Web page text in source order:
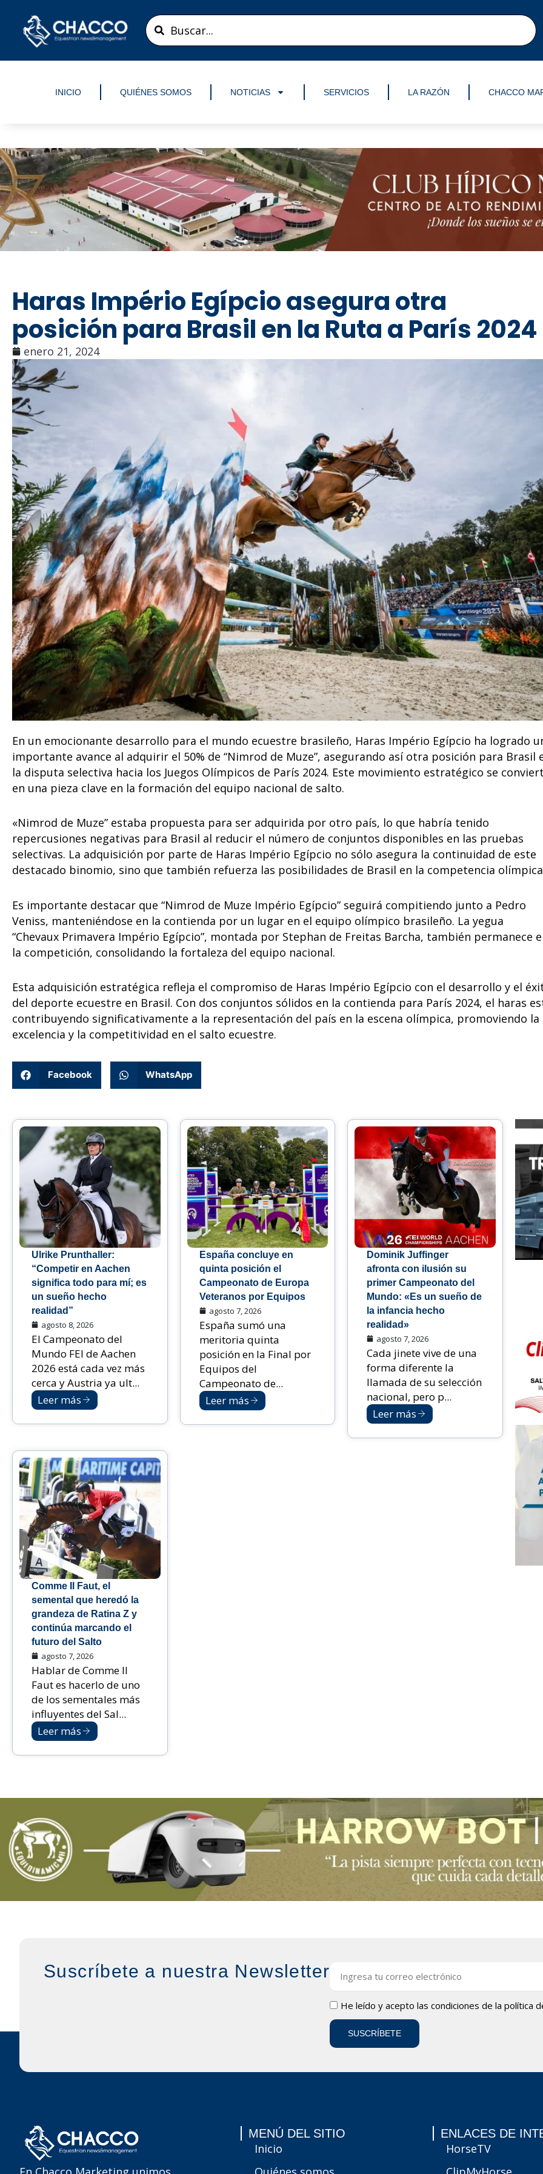
contenido
Search
...
INICIO QUIÉNES SOMOS NOTICIAS SERVICIOS LA RAZÓN CHACCO
Haras Império Egípcio asegura otra
posición para Brasil en la Ruta a París 2024
enero 21, 2024
En un emocionante desarrollo para el mundo ecuestre brasileño, Haras Império Egípcio ha logrado
importante avance al adquirir el 50% de “Nimrod de Muze”, asegurando así otra posición para Brasil
la disputa selectiva hacia los Juegos Olímpicos de París 2024. Este movimiento estratégico se
en una pieza clave en la formación del equipo nacional de salto.
«Nimrod de Muze” estaba propuesta para ser adquirida por otro país, lo que habría tenido
repercusiones negativas para Brasil al reducir el número de conjuntos disponibles en las pruebas
selectivas. La adquisición por parte de Haras Império Egípcio no sólo asegura la continuidad de este
destacado binomio, sino que también refuerza las posibilidades de Brasil en la competencia
Es importante destacar que “Nimrod de Muze Império Egípcio” seguirá compitiendo junto a Pedro
Veniss, manteniéndose en la contienda por un lugar en el equipo olímpico brasileño. La yegua
“Chevaux Primavera Império Egípcio”, montada por Stephan de Freitas Barcha, también permanece
la competición, consolidando la fortaleza del equipo nacional.
Esta adquisición estratégica refleja el compromiso de Haras Império Egípcio con el desarrollo y el
del deporte ecuestre en Brasil. Con dos conjuntos sólidos en la contienda para París 2024, el haras
contribuyendo significativamente a la representación del país en la escena olímpica, promoviendo la
excelencia y la competitividad en el salto ecuestre.
Facebook WhatsApp
Ulrike Prunthaller:
“Competir en Aachen
significa todo para mí; es
un sueño hecho
realidad”
agosto 8, 2026
El Campeonato del
Mundo FEI de Aachen
2026 está cada vez más
cerca y Austria ya ult...
Leer más
España concluye en
quinta posición el
Campeonato de Europa
Veteranos por Equipos
agosto 7, 2026
España sumó una
meritoria quinta
posición en la Final por
Equipos del
Campeonato de...
Leer más
Dominik Juffinger
afronta con ilusión su
primer Campeonato del
Mundo: «Es un sueño de
la infancia hecho
realidad»
agosto 7, 2026
Cada jinete vive de una
forma diferente la
llamada de su selección
nacional, pero p...
Leer más
Comme Il Faut, el
semental que heredó la
grandeza de Ratina Z y
continúa marcando el
futuro del Salto
agosto 7, 2026
Hablar de Comme Il
Faut es hacerlo de uno
de los sementales más
influyentes del Sal...
Leer más
Suscríbete a nuestra Newsletter
LOPDHe leído y acepto las condiciones de lapolítica
SUSCRÍBETE
MENÚ DEL SITIO
Inicio
ENLACES DE
HorseTV